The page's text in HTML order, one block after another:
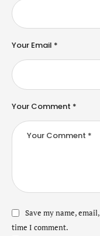
Your Comment *
Your Email *
Save my name,
time I comment.